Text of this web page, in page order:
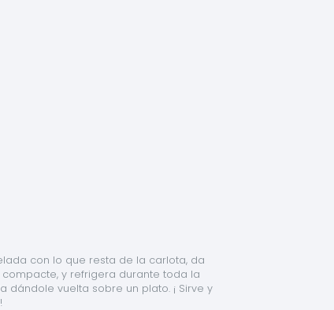
con lo que resta de la carlota, da
y refrigera durante toda la
dándole vuelta sobre un plato. ¡ Sirve y